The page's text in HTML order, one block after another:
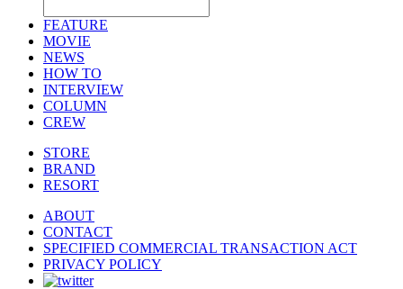
FEATURE
MOVIE
NEWS
HOW TO
INTERVIEW
COLUMN
CREW
STORE
BRAND
RESORT
ABOUT
CONTACT
SPECIFIED COMMERCIAL TRANSACTION ACT
PRIVACY POLICY